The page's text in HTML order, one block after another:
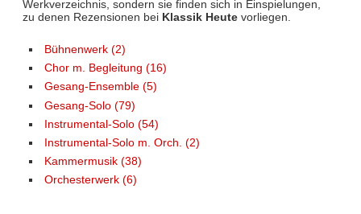
Werkverzeichnis, sondern sie finden sich in Einspielungen,
zu denen Rezensionen bei Klassik Heutevorliegen.
Bühnenwerk (2)
Chor m. Begleitung (16)
Gesang-Ensemble (5)
Gesang-Solo (79)
Instrumental-Solo (54)
Instrumental-Solo m. Orch. (2)
Kammermusik (38)
Orchesterwerk (6)